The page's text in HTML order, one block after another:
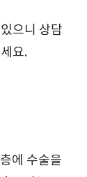
으니 상담
요.
에 수술을